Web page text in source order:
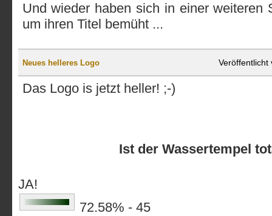
Und wieder haben sich in einer weiteren
um ihren Titel bemüht ...
Neues helleres Logo Veröffentlicht
Das Logo is jetzt heller! ;-)
Ist der Wassertempel
JA!
72.58% - 45